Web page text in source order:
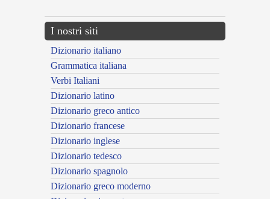
I nostri siti
Dizionario italiano
Grammatica italiana
Verbi Italiani
Dizionario latino
Dizionario greco antico
Dizionario francese
Dizionario inglese
Dizionario tedesco
Dizionario spagnolo
Dizionario greco moderno